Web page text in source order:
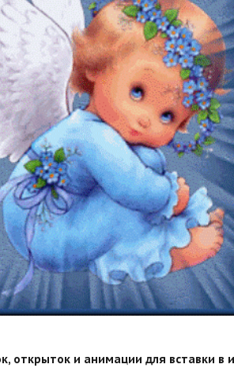
открыток и анимации для вставки в